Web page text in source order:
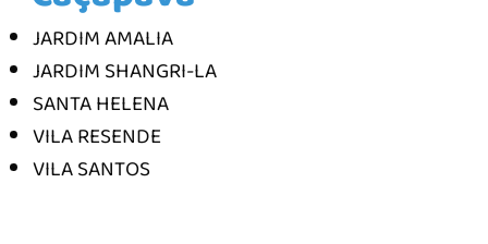
SEJA UM PARCEIRO
PRODUTOS
CERCAS REMOVÍVEIS AR E A+A
CERCA DE SUPERFÍCIE AS
PORTÕES PARA CERCAS
JARDIM AMALIA
JARDIM SHANGRI-LA
SANTA HELENA
VILA RESENDE
VILA SANTOS